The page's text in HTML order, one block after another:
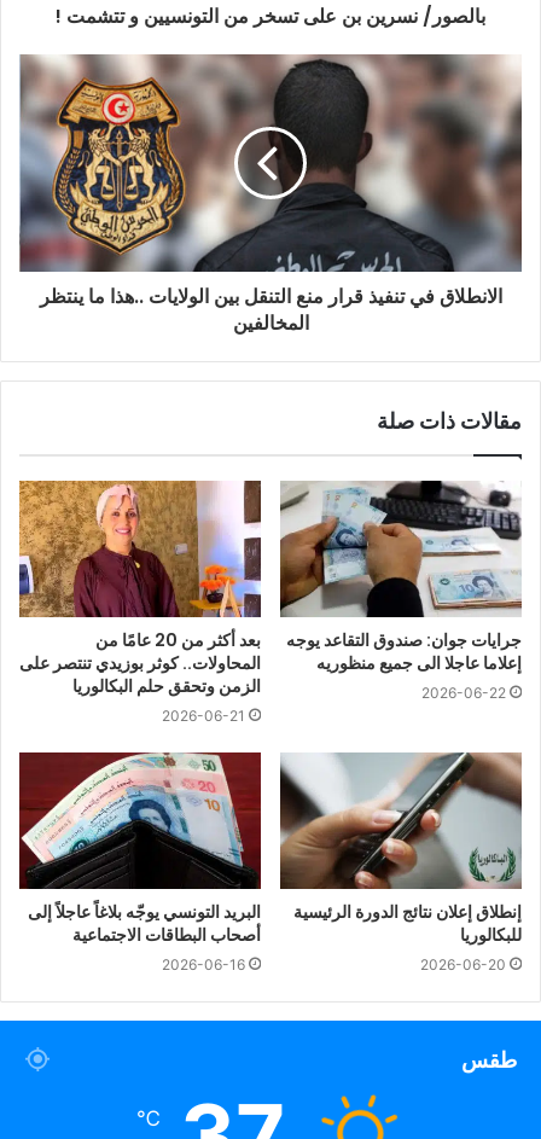
بالصور/ نسرين بن على تسخر من التونسيين و تتشمت !
الانطلاق في تنفيذ قرار منع التنقل بين الولايات ..هذا ما ينتظر
المخالفين
مقالات ذات صلة
جرايات جوان: صندوق التقاعد يوجه
إعلاما عاجلا الى جميع منظوريه
2026-06-22
بعد أكثر من 20 عامًا من
المحاولات.. كوثر بوزيدي تنتصر على
الزمن وتحقق حلم البكالوريا
2026-06-21
إنطلاق إعلان نتائج الدورة الرئيسية
للبكالوريا
2026-06-20
البريد التونسي يوجّه بلاغاً عاجلاً إلى
أصحاب البطاقات الاجتماعية
2026-06-16
طقس
℃